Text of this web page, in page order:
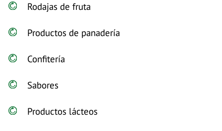
Rodajas de fruta
Productos de panadería
Confitería
Sabores
Productos lácteos